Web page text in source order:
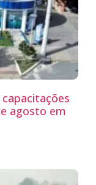
agosto em